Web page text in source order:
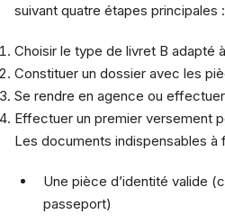
suivant quatre étapes principales :
Choisir le type de livret B adapté
Constituer un dossier avec les
Se rendre en agence ou effectuer
Effectuer un premier versement
Les documents indispensables à
Une pièce d’identité valide
passeport)